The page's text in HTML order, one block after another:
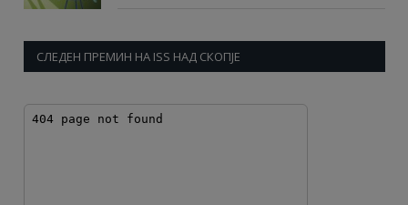
СЛЕДЕН ПРЕМИН НА ISS НАД СКОПЈЕ